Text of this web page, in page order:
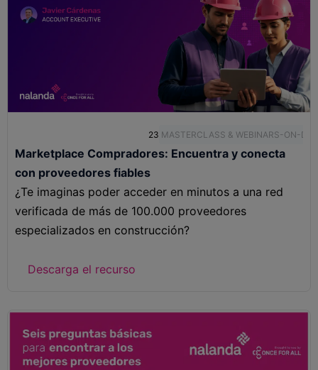
23 MASTERCLASS & WEBINARS-ON-
Marketplace Compradores: Encuentra y conecta
con proveedores fiables
¿Te imaginas poder acceder en minutos a una red
verificada de más de 100.000 proveedores
especializados en construcción?
Descarga el recurso